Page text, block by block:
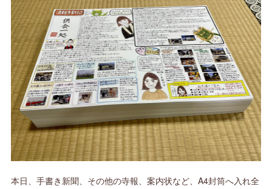
本日、手書き新聞、その他の寺報、案内状など、A4封筒へ入れ全